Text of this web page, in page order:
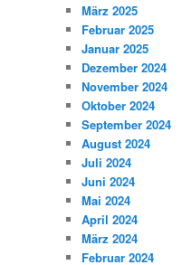
März 2025
Februar 2025
Januar 2025
Dezember 2024
November 2024
Oktober 2024
September 2024
August 2024
Juli 2024
Juni 2024
Mai 2024
April 2024
März 2024
Februar 2024